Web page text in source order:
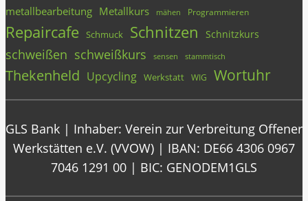
metallbearbeitung Metallkurs mähen Programmieren
Repaircafe Schmuck Schnitzen Schnitzkurs
schweißen schweißkurs sensen stammtisch
Thekenheld Upcycling Werkstatt WIG Wortuhr
GLS Bank | Inhaber: Verein zur Verbreitung Offener
Werkstätten e.V. (VVOW) | IBAN: DE66 4306 0967
7046 1291 00 | BIC: GENODEM1GLS